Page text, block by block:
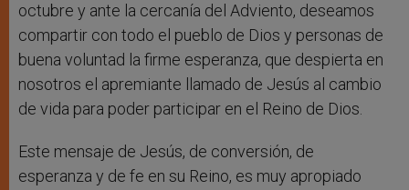
octubre y ante la cercanía del Adviento, deseamos
compartir con todo el pueblo de Dios y personas de
buena voluntad la firme esperanza, que despierta en
nosotros el apremiante llamado de Jesús al cambio
de vida para poder participar en el Reino de Dios.
Este mensaje de Jesús, de conversión, de
esperanza y de fe en su Reino, es muy apropiado